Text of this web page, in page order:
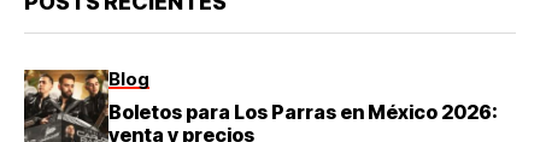
Blog
Boletos para Los Parras en México 2026:
venta y precios